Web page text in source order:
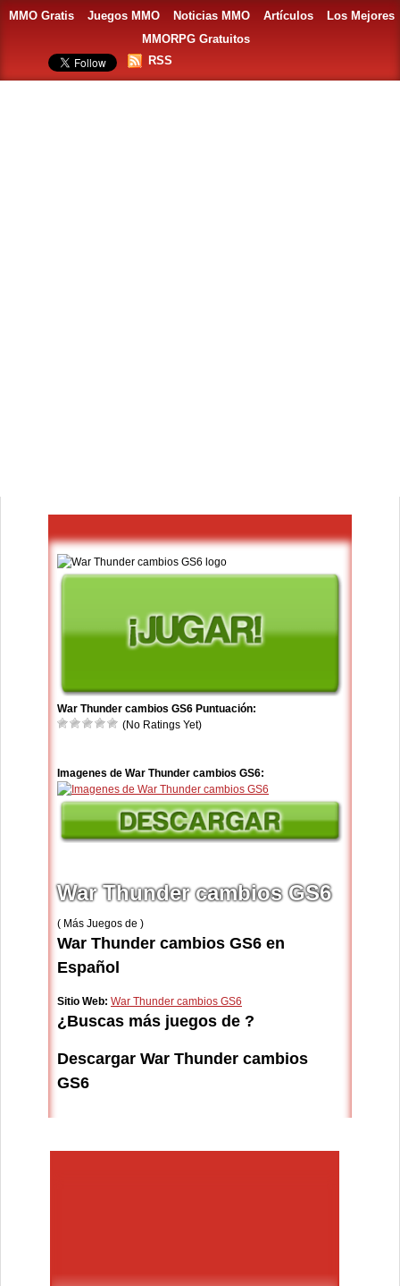
MMO Gratis Juegos MMO Noticias MMO Artículos
Los Mejores
MMORPG Gratuitos
RSS
War Thunder cambios GS6 Puntuación:
(No Ratings Yet)
Imagenes de War Thunder cambios GS6:
War Thunder cambios GS6
( Más Juegos de )
War Thunder cambios GS6 en
Español
Sitio Web: War Thunder cambios GS6
¿Buscas más juegos de ?
Descargar War Thunder cambios
GS6